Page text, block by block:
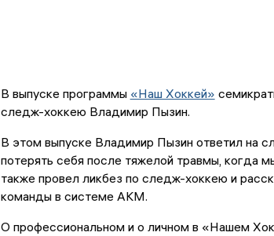
В выпуске программы «Наш Хоккей»
следж-хоккею Владимир Пызин.
В этом выпуске Владимир Пызин ответил на
потерять себя после тяжелой травмы, когда
также провел ликбез по следж-хоккею и
команды в системе АКМ.
О профессиональном и о личном в «Нашем